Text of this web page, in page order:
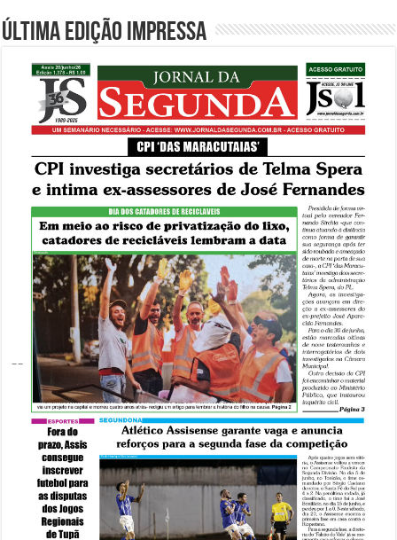
Última edição impressa